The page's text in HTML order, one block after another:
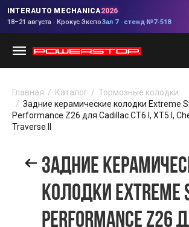
INTERAUTO MECHANICA2026
18–21 августа · Крокус ЭкспоЗал 7 · стенд №7-518
Главная Каталог
Тормозные колодки
Задние керамические колодки Extreme
Performance Z26 для Cadillac CT6 I, XT5 I,
Traverse II
ЗАДНИЕ
КОЛОДКИ EXTREME
PERFORMANCE Z26